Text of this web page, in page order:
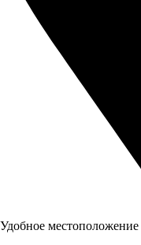
Удобное местоположение